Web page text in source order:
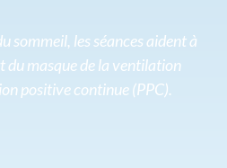
sommeil, les séances aident à
du masque de la ventilation
positive continue (PPC).